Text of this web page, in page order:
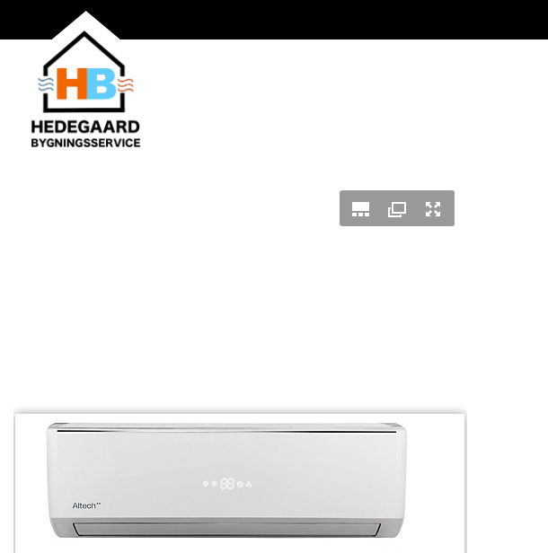
hovedindhold